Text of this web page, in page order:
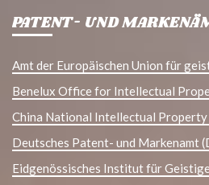
PATENT- UND
Amt der Europäischen Union für
Benelux Office for Intellectual
China National Intellectual
Deutsches Patent- und Markenamt
Eidgenössisches Institut für